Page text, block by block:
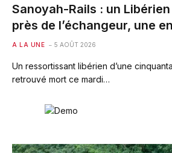
Sanoyah-Rails : un
près de l’échangeur, une
A LA UNE 5 AOÛT 2026
Un ressortissant libérien d’une
retrouvé mort ce mardi…